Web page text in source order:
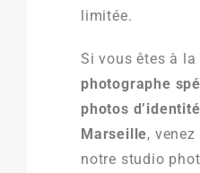
limitée.
Si vous êtes à la
photographe
photos
Marseille,
notre studio